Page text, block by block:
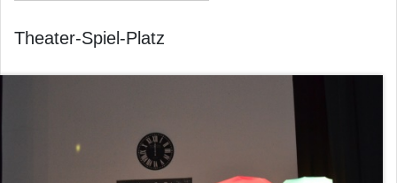
Theater-Spiel-Platz